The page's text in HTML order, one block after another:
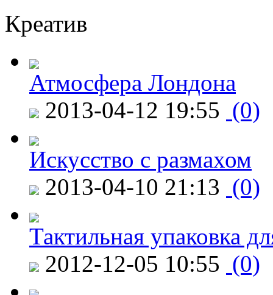
Креатив
Атмосфера Лондона
2013-04-12 19:55 (0)
Искусство с размахом
2013-04-10 21:13 (0)
Тактильная упаковка
2012-12-05 10:55 (0)